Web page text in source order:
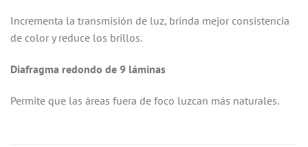
Incrementa la transmisión de luz, brinda mejor consistencia
de color y reduce los brillos.
Diafragma redondo de 9 láminas
Permite que las áreas fuera de foco luzcan más naturales.